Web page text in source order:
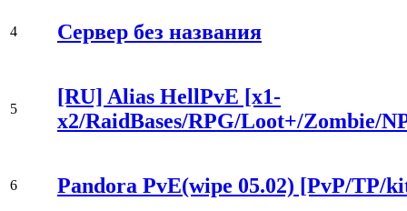
4 Сервер без названия
5
[RU] Alias HellPvE [x1-
x2/RaidBases/RPG/Loot+/Zombie/
6 Pandora PvE(wipe 05.02) [PvP/TP/